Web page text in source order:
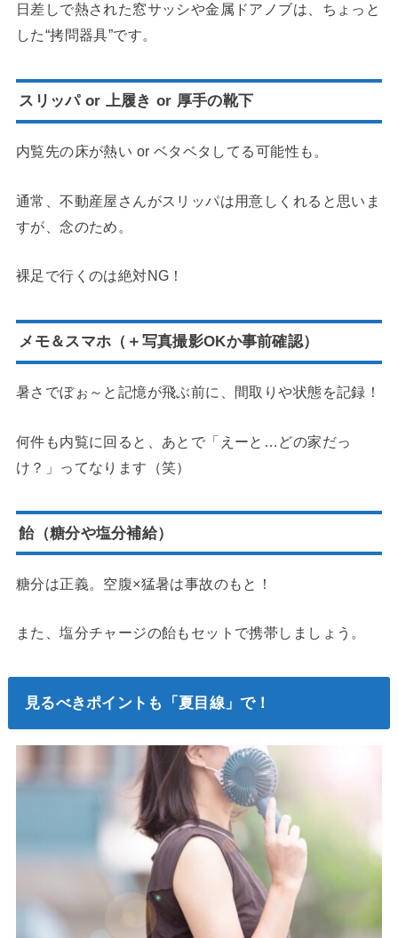
日差しで熱された窓サッシや金属ドアノブは、ちょっと
した“拷問器具”です。
スリッパ or 上履き or 厚手の靴下
内覧先の床が熱い or ベタベタしてる可能性も。
通常、不動産屋さんがスリッパは用意しくれると思いま
すが、念のため。
裸足で行くのは絶対NG！
メモ＆スマホ（＋写真撮影OKか事前確認）
暑さでぼぉ～と記憶が飛ぶ前に、間取りや状態を記録！
何件も内覧に回ると、あとで「えーと…どの家だっ
け？」ってなります（笑）
飴（糖分や塩分補給）
糖分は正義。空腹×猛暑は事故のもと！
また、塩分チャージの飴もセットで携帯しましょう。
見るべきポイントも「夏目線」で！